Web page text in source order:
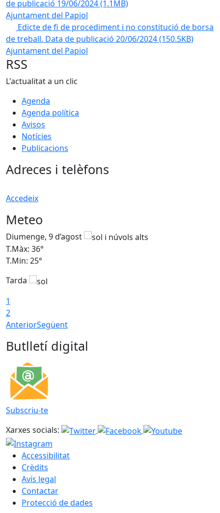
de publicació 19/06/2024(1.1MB)
Ajuntament del Papiol
Edicte de fi de procediment i no constitució de borsa
de treball. Data de publicació 20/06/2024(150.5KB)
Ajuntament del Papiol
RSS
L'actualitat a un clic
Agenda
Agenda política
Avisos
Notícies
Publicacions
Adreces i telèfons
Accedeix
Meteo
Diumenge, 9 d’agost
T.Màx: 36°
T.Min: 25°
Tarda
1
2
AnteriorSegüent
Butlletí digital
Subscriu-te
Xarxes socials:
Accessibilitat
Crèdits
Avís legal
Contactar
Protecció de dades